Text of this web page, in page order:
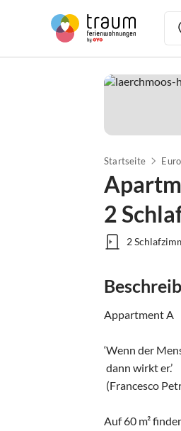
Startseite
2
2
Appartment A
‘Wenn der
Auf 60 m²